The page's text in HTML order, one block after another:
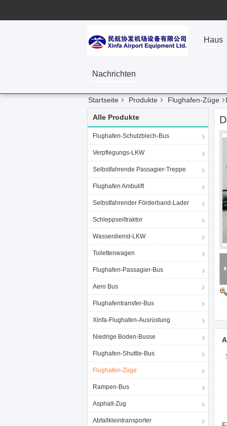
Haus
Nachrichten
Startseite Produkte Flughafen-Züge
Alle Produkte
Flughafen-Schutzblech-Bus
Verpflegungs-LKW
Selbstfahrende Passagier-Treppe
Flughafen Ambulift
Selbstfahrender Förderband-Lader
Schleppseiltraktor
Wasserdienst-LKW
Toilettenwagen
Flughafen-Passagier-Bus
Aero Bus
Flughafentransfer-Bus
Xinfa-Flughafen-Ausrüstung
Niedrige Boden-Busse
Flughafen-Shuttle-Bus
Flughafen-Züge
Rampen-Bus
Asphalt-Zug
Abfallkleintransporter